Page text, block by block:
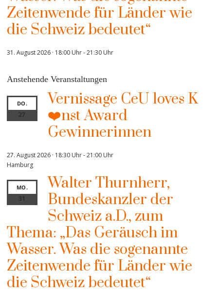
Zeitenwende für Länder wie
die Schweiz bedeutet“
31. August 2026 · 18:00 Uhr-21:30 Uhr
Anstehende Veranstaltungen
DO.
27
Vernissage CeU loves K
❤️nst Award
Gewinnerinnen
27. August 2026 · 18:30 Uhr-21:00 Uhr
Hamburg
MO.
31
Walter Thurnherr,
Bundeskanzler der
Schweiz a.D., zum
Thema: „Das Geräusch im
Wasser. Was die sogenannte
Zeitenwende für Länder wie
die Schweiz bedeutet“